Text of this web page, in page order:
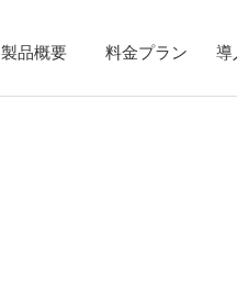
製品概要 料金プラン 導